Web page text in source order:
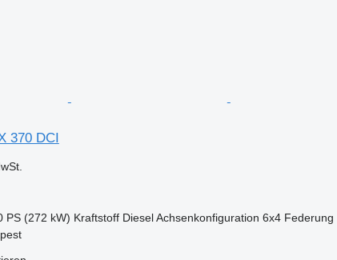
370 DCI
PS (272 kW) Kraftstoff Diesel Achsenkonfiguration 6x4 Federung